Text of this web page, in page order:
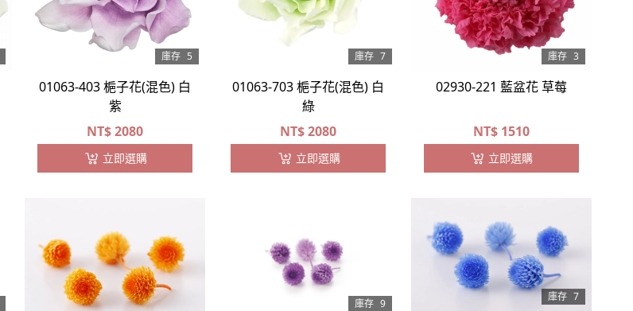
庫存 5
01063-403 梔子花(混色) 白
紫
NT$2080
立即選購
庫存 7
01063-703 梔子花(混色) 白
綠
NT$2080
立即選購
庫存 3
02930-221 藍盆花 草莓
NT$1510
立即選購
庫存 9
庫存 7